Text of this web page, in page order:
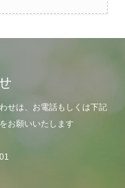
せは、お電話もしくは下記
お願いいたします